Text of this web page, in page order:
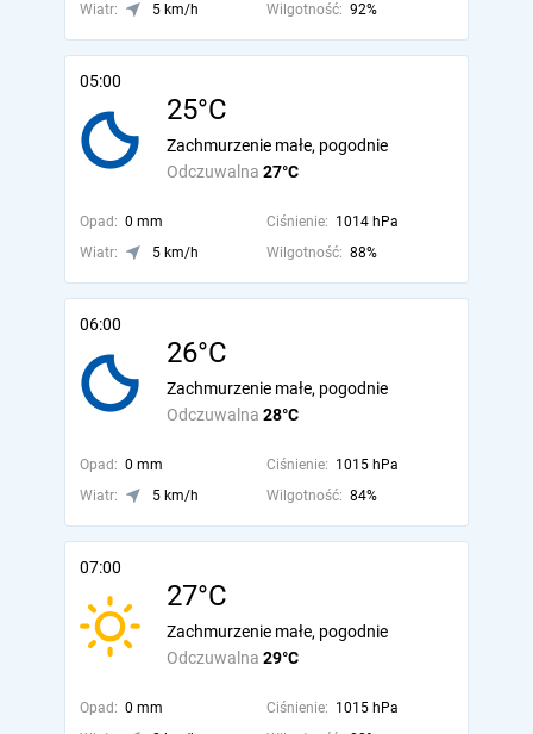
Wiatr:
5 km/h Wilgotność: 92%
05:00
25°C
Odczuwalna 27°C
Zachmurzenie małe, pogodnie
Opad: 0 mm Ciśnienie: 1014 hPa
Wiatr:
5 km/h Wilgotność: 88%
06:00
26°C
Odczuwalna 28°C
Zachmurzenie małe, pogodnie
Opad: 0 mm Ciśnienie: 1015 hPa
Wiatr:
5 km/h Wilgotność: 84%
07:00
27°C
Odczuwalna 29°C
Zachmurzenie małe, pogodnie
Opad: 0 mm Ciśnienie: 1015 hPa